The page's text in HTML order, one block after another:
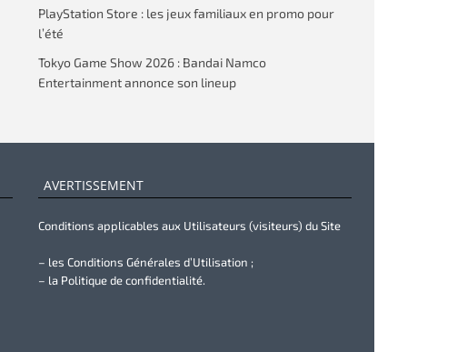
PlayStation Store : les jeux familiaux en promo pour
l’été
Tokyo Game Show 2026 : Bandai Namco
Entertainment annonce son lineup
AVERTISSEMENT
Conditions applicables aux Utilisateurs (visiteurs) du Site
– les Conditions Générales d’Utilisation ;
– la Politique de confidentialité.